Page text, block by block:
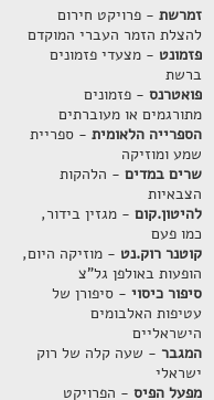
זמרשת- פרויקט חירום
להצלת הזמר העברי המוקדם
פזמונט - מצעדי פזמונים
ברשת
פואטרנס- פזמונים
מתורגמים או מעוברתים
הספרייה הלאומית- ספריית
שמע ומוזיקה
שרים במדים- הלהקות
הצבאיות
להיטון.קום- מגזין בידור,
כמו פעם
קוטנר רוק.נט - מוזיקה היום,
הופעות באולפן גל"צ
סיפור כיסוי- סיפורן של
עטיפות האלבומים
הישראליים
המגבר- שעה קלה של רוק
ישראלי
מפעל הפיס- הפרויקט